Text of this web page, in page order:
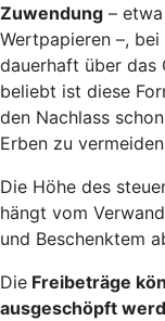
Zuwendung –
Wertpapieren –,
dauerhaft über das
beliebt ist diese
den Nachlass
Erben zu
Die Höhe des
hängt vom
und Beschenktem
Die Freibeträge
ausgeschöpft